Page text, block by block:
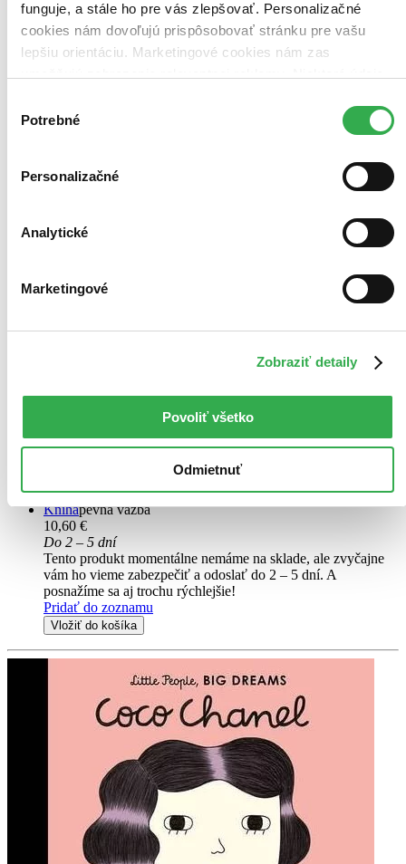
funguje, a stále ho pre vás zlepšovať. Personalizačné
cookies nám dovoľujú prispôsobovať stránku pre vašu
lepšiu orientáciu. Marketingové cookies nám zas
keby sme mohli používať všetky tieto cookies. Ďakujeme!
súhlasu
Potrebné
Personalizačné
Analytické
Marketingové
Zobraziť detaily
Povoliť všetko
Odmietnuť
Maria Isabel Sánchez Vegara
umělců až po vědce. Všichni dosáhli úžasných úspěchů, byť na
začátku to byly pouhé děti s velkým snem. Poté, co jí zemřela
matka, vyrůstala malá Coco v sirotčinci, kde ji naučili zacházet...
Knihapevná väzba
10,60 €
Do 2 – 5 dní
Tento produkt momentálne nemáme na sklade, ale zvyčajne
vám ho vieme zabezpečiť a odoslať do 2 – 5 dní. A
posnažíme sa aj trochu rýchlejšie!
Pridať do zoznamu
Vložiť do košíka